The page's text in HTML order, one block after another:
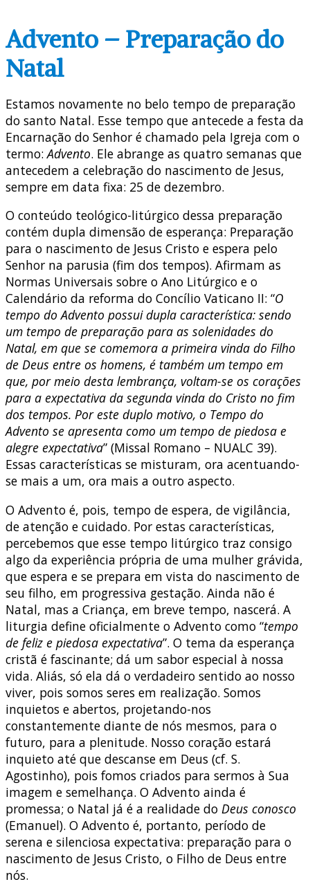
Advento – Preparação do
Natal
Estamos novamente no belo tempo de preparação
do santo Natal. Esse tempo que antecede a festa da
Encarnação do Senhor é chamado pela Igreja com o
termo:Advento. Ele abrange as quatro semanas que
antecedem a celebração do nascimento de Jesus,
sempre em data fixa: 25 de dezembro.
O conteúdo teológico-litúrgico dessa preparação
contém dupla dimensão de esperança: Preparação
para o nascimento de Jesus Cristo e espera pelo
Senhor na parusia (fim dos tempos). Afirmam as
Normas Universais sobre o Ano Litúrgico e o
Calendário da reforma do Concílio Vaticano II: “O
tempo do Advento possui dupla característica: sendo
um tempo de preparação para as solenidades do
Natal, em que se comemora a primeira vinda do Filho
de Deus entre os homens, é também um tempo em
que, por meio desta lembrança, voltam-se os corações
para a expectativa da segunda vinda do Cristo no fim
dos tempos. Por este duplo motivo, o Tempo do
Advento se apresenta como um tempo de piedosa e
alegre expectativa” (Missal Romano – NUALC 39).
Essas características se misturam, ora acentuando-
se mais a um, ora mais a outro aspecto.
O Advento é, pois, tempo de espera, de vigilância,
de atenção e cuidado. Por estas características,
percebemos que esse tempo litúrgico traz consigo
algo da experiência própria de uma mulher grávida,
que espera e se prepara em vista do nascimento de
seu filho, em progressiva gestação. Ainda não é
Natal, mas a Criança, em breve tempo, nascerá. A
liturgia define oficialmente o Advento como “tempo
de feliz e piedosa expectativa”. O tema da esperança
cristã é fascinante; dá um sabor especial à nossa
vida. Aliás, só ela dá o verdadeiro sentido ao nosso
viver, pois somos seres em realização. Somos
inquietos e abertos, projetando-nos
constantemente diante de nós mesmos, para o
futuro, para a plenitude. Nosso coração estará
inquieto até que descanse em Deus (cf. S.
Agostinho), pois fomos criados para sermos à Sua
imagem e semelhança. O Advento ainda é
promessa; o Natal já é a realidade do Deus conosco
(Emanuel). O Advento é, portanto, período de
serena e silenciosa expectativa: preparação para o
nascimento de Jesus Cristo, o Filho de Deus entre
nós.